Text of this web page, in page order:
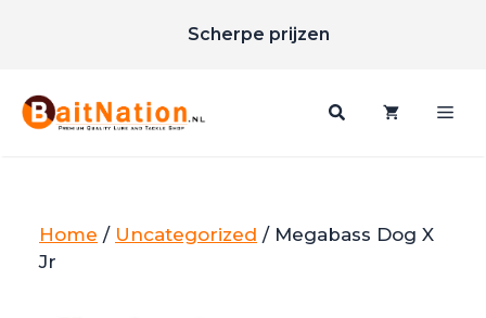
inhoud
Scherpe prijzen
Home / Uncategorized / Megabass Dog X
Jr